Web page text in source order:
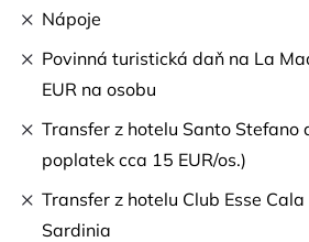
Nápoje
Povinná turistická daň na La
EUR na osobu
Transfer z hotelu Santo Stefano
poplatek cca 15 EUR/os.)
Transfer z hotelu Club Esse
Sardinia